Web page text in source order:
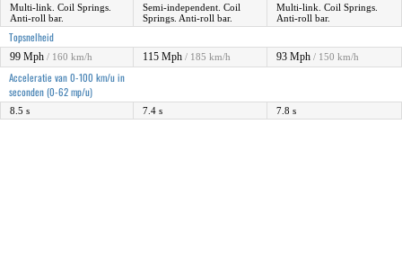
Multi-link. Coil Springs.
Anti-roll bar.
Semi-independent. Coil
Springs. Anti-roll bar.
Multi-link. Coil Springs.
Anti-roll bar.
Topsnelheid
99 Mph / 160 km/h 115 Mph / 185 km/h 93 Mph / 150 km/h
Acceleratie van 0-100 km/u in
seconden (0-62 mp/u)
8.5 s 7.4 s 7.8 s